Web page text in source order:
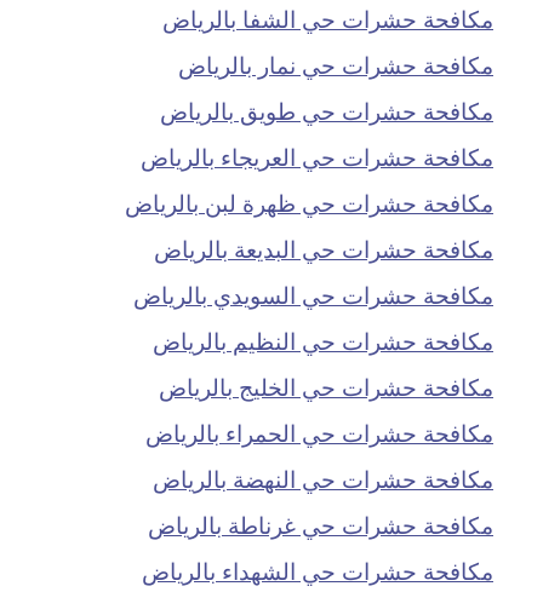
مكافحة حشرات حي الشفا بالرياض
مكافحة حشرات حي نمار بالرياض
مكافحة حشرات حي طويق بالرياض
مكافحة حشرات حي العريجاء بالرياض
مكافحة حشرات حي ظهرة لبن بالرياض
مكافحة حشرات حي البديعة بالرياض
مكافحة حشرات حي السويدي بالرياض
مكافحة حشرات حي النظيم بالرياض
مكافحة حشرات حي الخليج بالرياض
مكافحة حشرات حي الحمراء بالرياض
مكافحة حشرات حي النهضة بالرياض
مكافحة حشرات حي غرناطة بالرياض
مكافحة حشرات حي الشهداء بالرياض